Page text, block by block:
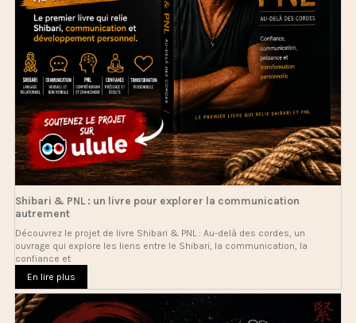
Shibari & PNL : un livre pour explorer la communication
autrement
Découvrez le projet de livre Shibari & PNL : Au-delà des cordes, un
ouvrage qui explore les liens entre le Shibari, la communication, la
confiance et
En lire plus